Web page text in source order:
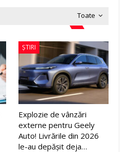
Toate
ȘTIRI
Explozie de vânzări
externe pentru Geely
Auto! Livrările din 2026
le-au depășit deja…